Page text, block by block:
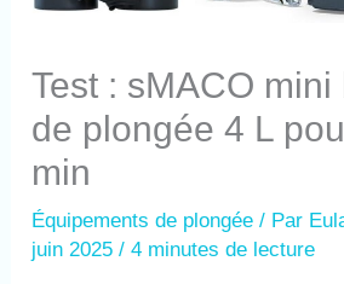
Test : sMACO
de plongée 4 L
min
Équipements de plongée / Par
juin 2025/4 minutes de lecture